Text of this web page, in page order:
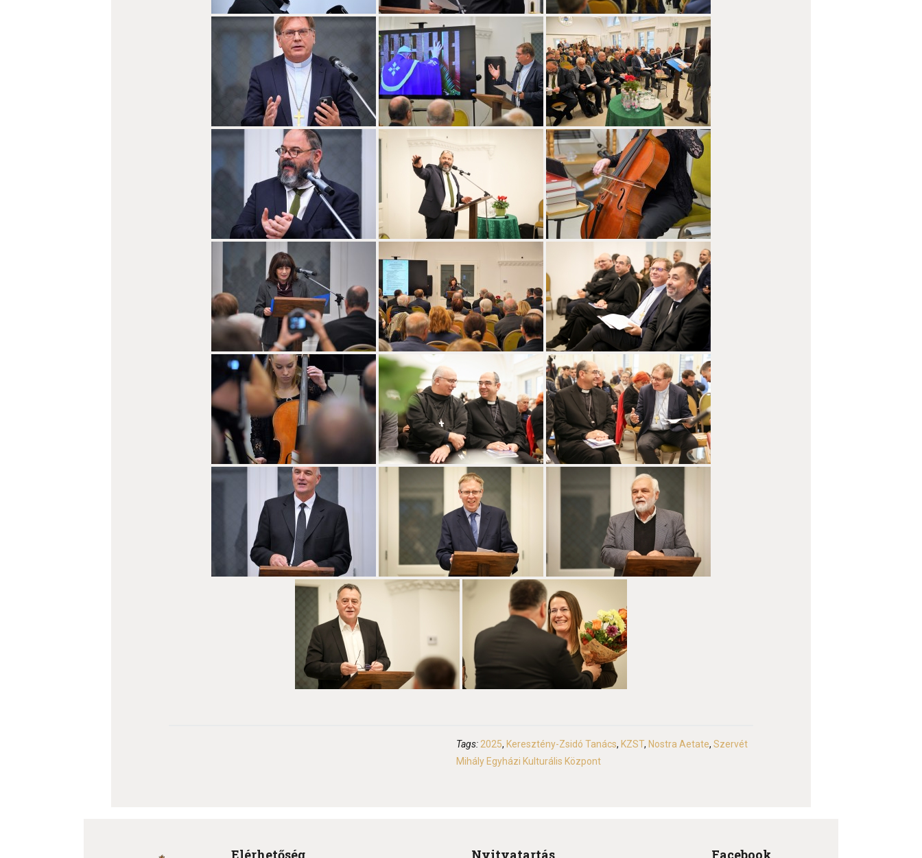
Tags:2025, Keresztény-Zsidó Tanács, KZST, Nostra Aetate, Szervét
Mihály Egyházi Kulturális Központ
Elérhetőség Nyitvatartás Facebook